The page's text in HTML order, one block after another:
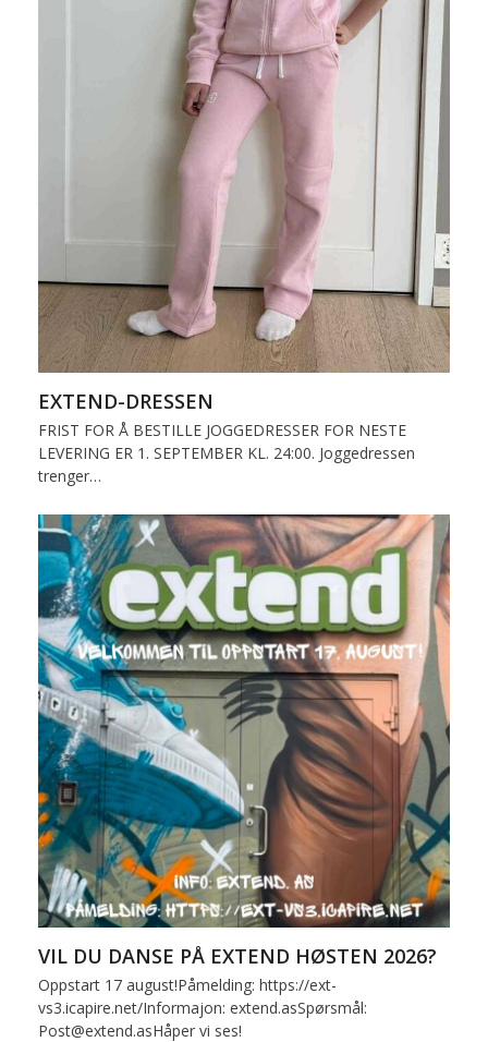
EXTEND-DRESSEN
FRIST FOR Å BESTILLE JOGGEDRESSER FOR NESTE
LEVERING ER 1. SEPTEMBER KL. 24:00. Joggedressen
trenger…
VIL DU DANSE PÅ EXTEND HØSTEN 2026?
Oppstart 17 august!Påmelding: https://ext-
vs3.icapire.net/Informajon: extend.asSpørsmål:
Post@extend.asHåper vi ses!